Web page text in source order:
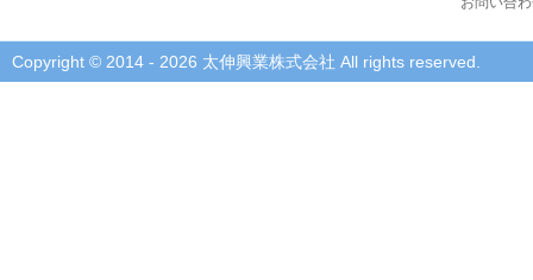
Copyright © 2014 - 2026 太伸興業株式会社 All rights reserved.